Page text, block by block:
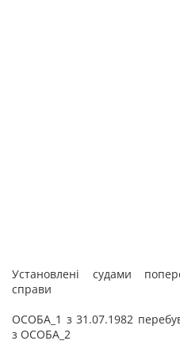
Установлені судами
справи
ОСОБА_1 з 31.07.1982
з ОСОБА_2